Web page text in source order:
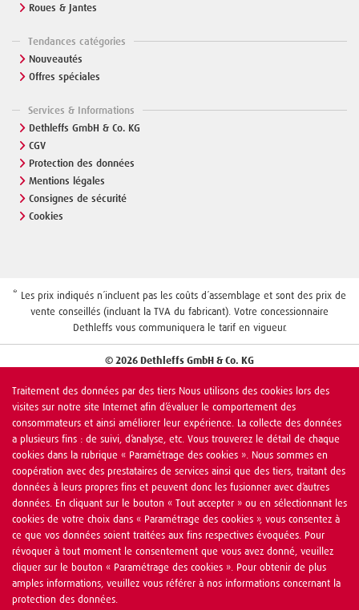
Roues & Jantes
Tendances catégories
Nouveautés
Offres spéciales
Services & Informations
Dethleffs GmbH & Co. KG
CGV
Protection des données
Mentions légales
Consignes de sécurité
Cookies
* Les prix indiqués n´incluent pas les coûts d´assemblage et sont des prix de
vente conseillés (incluant la TVA du fabricant). Votre concessionnaire
Dethleffs vous communiquera le tarif en vigueur.
© 2026 Dethleffs GmbH & Co. KG
Traitement des données par des tiers Nous utilisons des cookies lors des
visites sur notre site Internet afin d’évaluer le comportement des
consommateurs et ainsi améliorer leur expérience. La collecte des données
a plusieurs fins : de suivi, d’analyse, etc. Vous trouverez le détail de chaque
cookies dans la rubrique « Paramétrage des cookies ». Nous sommes en
coopération avec des prestataires de services ainsi que des tiers, traitant des
données à leurs propres fins et peuvent donc les fusionner avec d’autres
données. En cliquant sur le bouton « Tout accepter » ou en sélectionnant les
cookies de votre choix dans « Paramétrage des cookies », vous consentez à
ce que vos données soient traitées aux fins respectives évoquées. Pour
révoquer à tout moment le consentement que vous avez donné, veuillez
cliquer sur le bouton « Paramétrage des cookies ». Pour obtenir de plus
amples informations, veuillez vous référer à nos informations concernant la
protection des données.